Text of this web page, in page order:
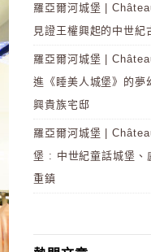
羅亞爾河城堡 |
見證王權興起的中世紀
羅亞爾河城堡 |
進《睡美人城堡》的夢
興貴族宅邸
羅亞爾河城堡 |
堡 : 中世紀童話城堡、
重鎮